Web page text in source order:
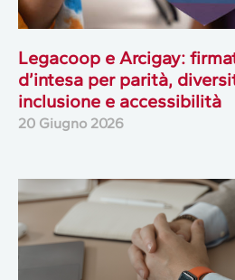
Legacoop e Arcigay:
d’intesa per parità,
inclusione e accessibilità
20 Giugno 2026